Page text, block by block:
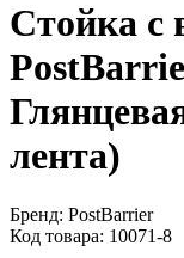
Стойка с
лента)
Бренд: PostBarrier
Код товара: 10071-8